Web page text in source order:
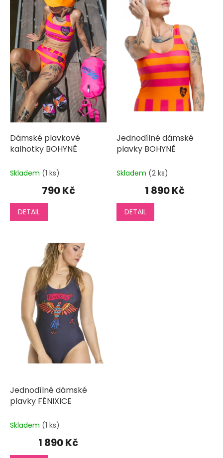
o
d
ů
Dámské plavkové
kalhotky BOHYNĚ
Skladem (1 ks)
790 Kč
DETAIL
Jednodílné dámské
plavky BOHYNĚ
Skladem (2 ks)
1 890 Kč
DETAIL
Jednodílné dámské
plavky FÉNIXICE
Skladem (1 ks)
1 890 Kč